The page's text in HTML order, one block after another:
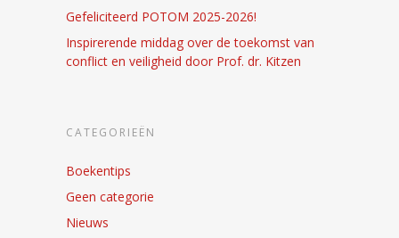
Gefeliciteerd POTOM 2025-2026!
Inspirerende middag over de toekomst van
conflict en veiligheid door Prof. dr. Kitzen
CATEGORIEËN
Boekentips
Geen categorie
Nieuws